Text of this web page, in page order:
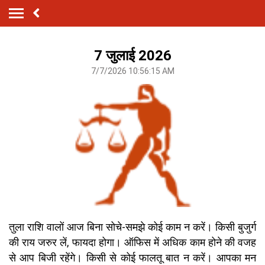
7 जुलाई 2026
7/7/2026 10:56:15 AM
तुला राशि वालों आज बिना सोचे-समझे कोई काम न करें। किसी बुजुर्ग
की राय जरुर लें, फायदा होगा। ऑफिस में अधिक काम होने की वजह
से आप बिजी रहेंगे। किसी से कोई फालतू बात न करें। आपका मन